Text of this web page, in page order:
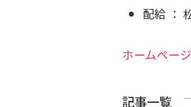
配給 ：
ホームページ
記事一覧